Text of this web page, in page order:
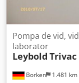
Borken 1.481 km
Pompa de vid,
laborator
Leybold Trivac